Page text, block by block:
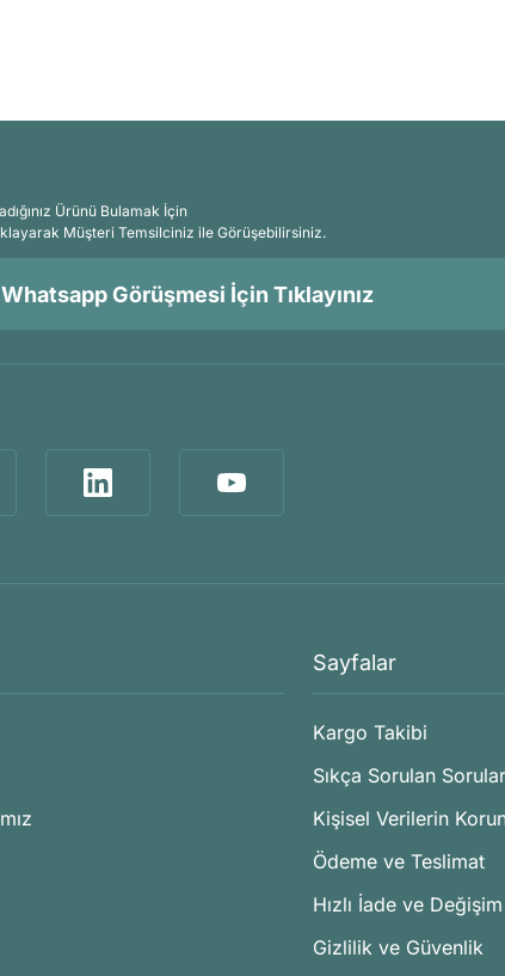
Ürünü Bulamak İçin
Müşteri Temsilciniz ile Görüşebilirsiniz.
Whatsapp Görüşmesi İçin Tıklayınız
Sayfalar
Kargo Takibi
Sıkça Sorulan Sorular
Kişisel Verilerin
Ödeme ve Teslimat
Hızlı İade ve
Gizlilik ve Güvenlik